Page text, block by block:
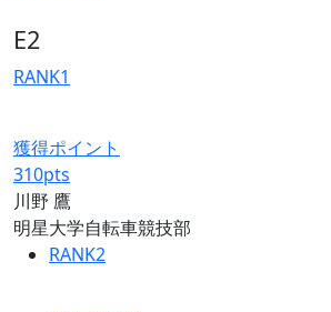
E2
RANK1
獲得ポイント
310pts
川野 鷹
明星大学自転車競技部
RANK2